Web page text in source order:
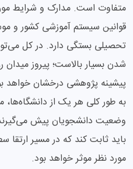
متفاوت است. مدارک و شرایط
قوانین سیستم آموزشی کشور و
تحصیلی بستگی دارد. در کل
شدن بسیار بالاست؛ پیروز
پیشینه پژوهشی درخشان خواهد
به طور کلی هر یک از دانشگاه‌ها،
وضعیت دانشجویان پیش
باید ثابت کند که در مسیر ارتقا
مورد نظر موثر خواهد بود.